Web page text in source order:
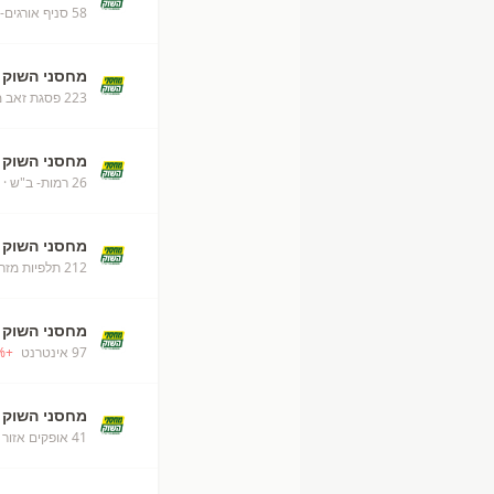
58 סניף אורגים- ב"ש
מחסני השוק
223 פסגת זאב מזרח ירושלים
מחסני השוק
26 רמות- ב"ש
מחסני השוק
212 תלפיות מזרח ירושלים
מחסני השוק
97 אינטרנט +
מחסני השוק
41 אופקים אזור תעשיה